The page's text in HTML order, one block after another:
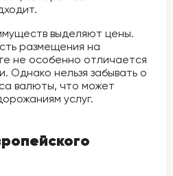
выделяют цены.
размещения на
не особенно отличается
Однако нельзя забывать о
валюты, что может
услуг.